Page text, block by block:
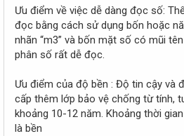
Ưu điểm về việc dễ dàng đọc số:
đọc bằng cách sử dụng bốn hoặc
nhãn “m3” và bốn mặt số có mũi
phân số rất dễ đọc.
Ưu điểm của độ bền : Độ tin cậy và
cấp thêm lớp bảo vệ chống từ tính,
khoảng 10-12 năm. Khoảng thời
là bền